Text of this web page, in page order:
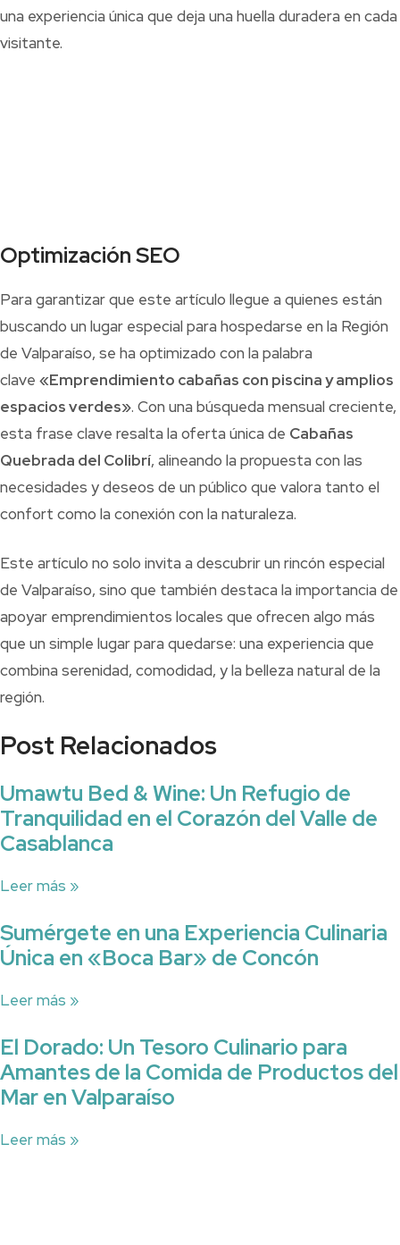
una experiencia única que deja una huella duradera en cada
visitante.
Optimización SEO
Para garantizar que este artículo llegue a quienes están
buscando un lugar especial para hospedarse en la Región
de Valparaíso, se ha optimizado con la palabra
clave «Emprendimiento cabañas con piscina y amplios
espacios verdes». Con una búsqueda mensual creciente,
esta frase clave resalta la oferta única de Cabañas
Quebrada del Colibrí, alineando la propuesta con las
necesidades y deseos de un público que valora tanto el
confort como la conexión con la naturaleza.
Este artículo no solo invita a descubrir un rincón especial
de Valparaíso, sino que también destaca la importancia de
apoyar emprendimientos locales que ofrecen algo más
que un simple lugar para quedarse: una experiencia que
combina serenidad, comodidad, y la belleza natural de la
región.
Post Relacionados
Umawtu Bed & Wine: Un Refugio de
Tranquilidad en el Corazón del Valle de
Casablanca
Leer más »
Sumérgete en una Experiencia Culinaria
Única en «Boca Bar» de Concón
Leer más »
El Dorado: Un Tesoro Culinario para
Amantes de la Comida de Productos del
Mar en Valparaíso
Leer más »